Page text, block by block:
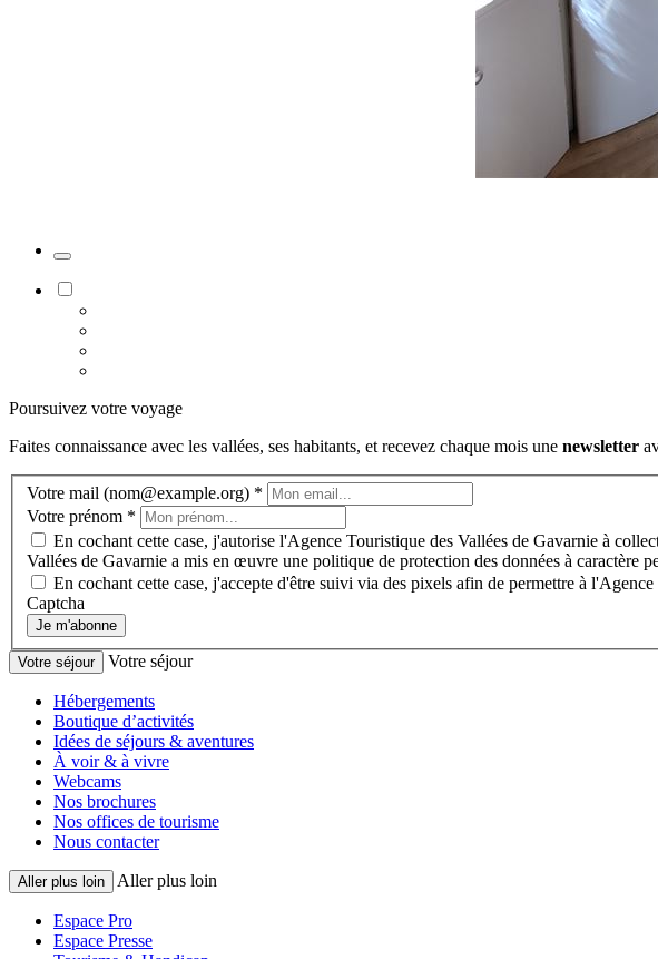
Poursuivez votre voyage
Faites connaissance avec les vallées, ses habitants, et recevez chaque mois une newsletter
Votre mail (nom@example.org) *
Votre prénom *
En cochant cette case, j'autorise l'Agence Touristique des Vallées de Gavarnie à
Vallées de Gavarnie a mis en œuvre une politique de protection des données à caractère
En cochant cette case, j'accepte d'être suivi via des pixels afin de permettre à
Captcha
Je m'abonne
Votre séjour Votre séjour
Hébergements
Boutique d’activités
Idées de séjours & aventures
À voir & à vivre
Webcams
Nos brochures
Nos offices de tourisme
Nous contacter
Aller plus loin Aller plus loin
Espace Pro
Espace Presse